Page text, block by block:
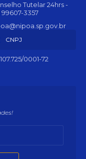
Tutelar 24hrs -
99607-3357
CNPJ
0001-72